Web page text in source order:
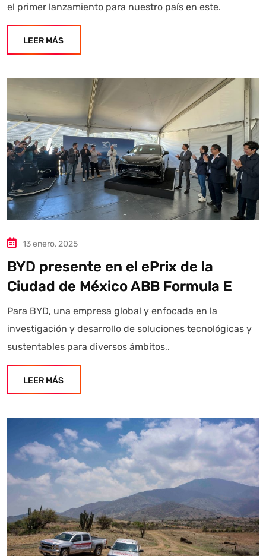
el primer lanzamiento para nuestro país en este.
LEER MÁS
13 enero, 2025
BYD presente en el ePrix de la
Ciudad de México ABB Formula E
Para BYD, una empresa global y enfocada en la
investigación y desarrollo de soluciones tecnológicas y
sustentables para diversos ámbitos,.
LEER MÁS